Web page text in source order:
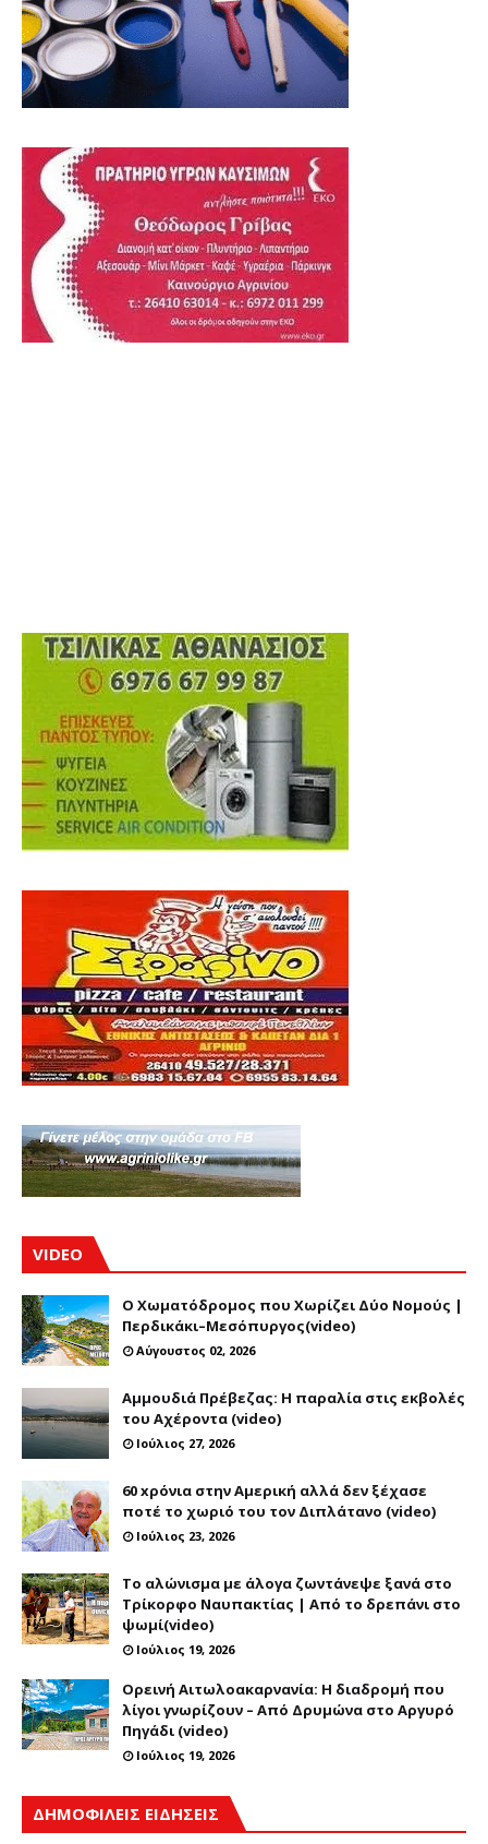
VIDEO
Ο Χωματόδρομος που Χωρίζει Δύο Νομούς |
Περδικάκι–Μεσόπυργος(video)
Αύγουστος 02, 2026
Αμμουδιά Πρέβεζας: Η παραλία στις εκβολές
του Αχέροντα (video)
Ιούλιος 27, 2026
60 xρόνια στην Αμερική αλλά δεν ξέχασε
ποτέ το χωριό του τον Διπλάτανο (video)
Ιούλιος 23, 2026
Το αλώνισμα με άλογα ζωντάνεψε ξανά στο
Τρίκορφο Ναυπακτίας | Από το δρεπάνι στο
ψωμί(video)
Ιούλιος 19, 2026
Ορεινή Αιτωλοακαρνανία: Η διαδρομή που
λίγοι γνωρίζουν – Από Δρυμώνα στο Αργυρό
Πηγάδι (video)
Ιούλιος 19, 2026
ΔΗΜΟΦΙΛΕΙΣ ΕΙΔΗΣΕΙΣ